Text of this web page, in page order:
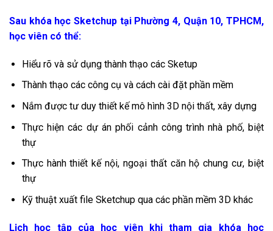
Sau khóa học Sketchup tại Phường 4, Quận 10, TPHCM,
học viên có thể:
Hiểu rõ và sử dụng thành thạo các Sketup
Thành thạo các công cụ và cách cài đặt phần mềm
Nắm được tư duy thiết kế mô hình 3D nội thất, xây dựng
Thực hiện các dự án phối cảnh công trình nhà phố, biệt
thự
Thực hành thiết kế nội, ngoại thất căn hộ chung cư, biệt
thự
Kỹ thuật xuất file Sketchup qua các phần mềm 3D khác
Lịch học tập của học viên khi tham gia khóa học